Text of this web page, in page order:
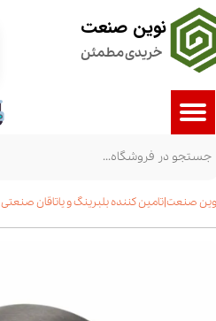
نوین صنعت
خریدی مطمئن
صنعت|تامین کننده بلبرینگ و یاتاقان صنعتی